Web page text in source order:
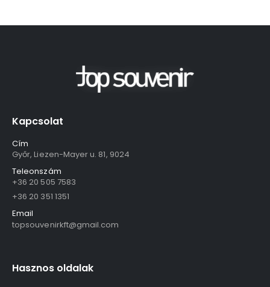
Kapcsolat
Cím
Győr, Liezen-Mayer u. 81, 9024
Teleonszám
+36 20 505 7583
+36 20 351 1351
Email
topsouvenirkft@gmail.com
Hasznos oldalak